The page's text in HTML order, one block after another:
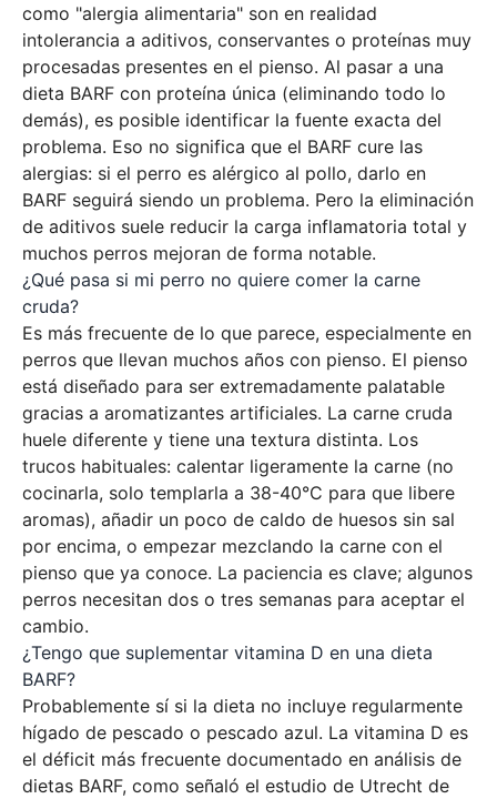
como "alergia alimentaria" son en realidad
intolerancia a aditivos, conservantes o proteínas muy
procesadas presentes en el pienso. Al pasar a una
dieta BARF con proteína única (eliminando todo lo
demás), es posible identificar la fuente exacta del
problema. Eso no significa que el BARF cure las
alergias: si el perro es alérgico al pollo, darlo en
BARF seguirá siendo un problema. Pero la eliminación
de aditivos suele reducir la carga inflamatoria total y
muchos perros mejoran de forma notable.
¿Qué pasa si mi perro no quiere comer la carne
cruda?
Es más frecuente de lo que parece, especialmente en
perros que llevan muchos años con pienso. El pienso
está diseñado para ser extremadamente palatable
gracias a aromatizantes artificiales. La carne cruda
huele diferente y tiene una textura distinta. Los
trucos habituales: calentar ligeramente la carne (no
cocinarla, solo templarla a 38-40°C para que libere
aromas), añadir un poco de caldo de huesos sin sal
por encima, o empezar mezclando la carne con el
pienso que ya conoce. La paciencia es clave; algunos
perros necesitan dos o tres semanas para aceptar el
cambio.
¿Tengo que suplementar vitamina D en una dieta
BARF?
Probablemente sí si la dieta no incluye regularmente
hígado de pescado o pescado azul. La vitamina D es
el déficit más frecuente documentado en análisis de
dietas BARF, como señaló el estudio de Utrecht de